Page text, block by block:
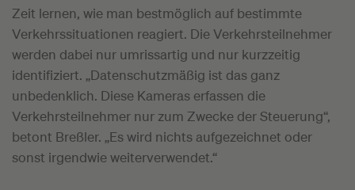
Zeit lernen, wie man bestmöglich auf bestimmte
Verkehrssituationen reagiert. Die Verkehrsteilnehmer
werden dabei nur umrissartig und nur kurzzeitig
identifiziert. „Datenschutzmäßig ist das ganz
unbedenklich. Diese Kameras erfassen die
Verkehrsteilnehmer nur zum Zwecke der Steuerung“,
betont Breßler. „Es wird nichts aufgezeichnet oder
sonst irgendwie weiterverwendet.“